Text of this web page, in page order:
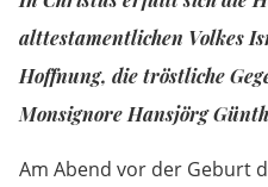
alttestamentlichen Volkes
Hoffnung, die tröstliche
Monsignore Hansjörg
Am Abend vor der Geburt